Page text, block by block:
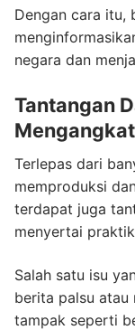
Dengan cara itu,
negara dan
Tantangan
Terlepas dari
memproduksi
terdapat juga
menyertai
Salah satu isu
berita palsu atau
tampak seperti